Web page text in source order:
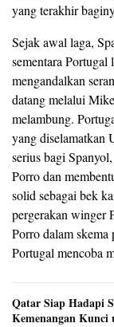
yang terakhir
Sejak awal laga,
sementara
mengandalkan
datang melalui
melambung.
yang diselamatkan
serius bagi
Porro dan
solid sebagai bek
pergerakan winger
Porro dalam skema
Portugal mencoba
Qatar Siap Hadapi
Kemenangan